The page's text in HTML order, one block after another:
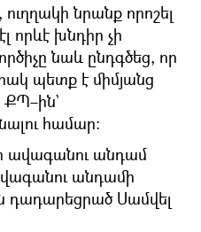
նրանք որոշել
որևէ խնդիր չի
նաև ընդգծեց, որ
պետք է միմյանց
ՔՊ–ին`
համար։
ավագանու անդամ
անդամի
դադարեցրած Սամվել